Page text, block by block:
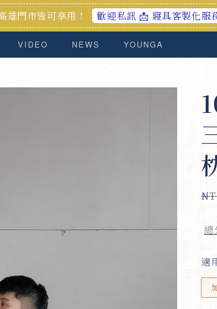
用！ 歡迎私訊 📩 寢具客製化服務 加入會員享
VIDEO NEWS YOUNGA
總
適